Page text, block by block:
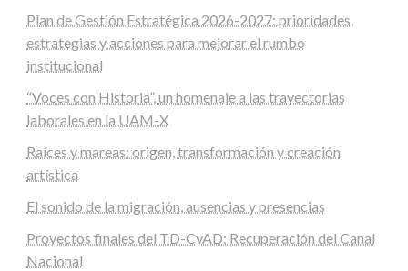
Plan de Gestión Estratégica 2026-2027: prioridades,
estrategias y acciones para mejorar el rumbo
institucional
“Voces con Historia”, un homenaje a las trayectorias
laborales en la UAM-X
Raíces y mareas: origen, transformación y creación
artística
El sonido de la migración, ausencias y presencias
Proyectos finales del TD-CyAD: Recuperación del Canal
Nacional